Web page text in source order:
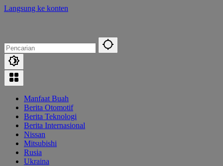
Langsung ke konten
Manfaat Buah
Berita Otomotif
Berita Teknologi
Berita Internasional
Nissan
Mitsubishi
Rusia
Ukraina